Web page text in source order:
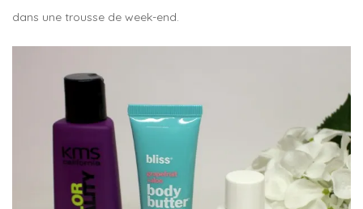
dans une trousse de week-end.